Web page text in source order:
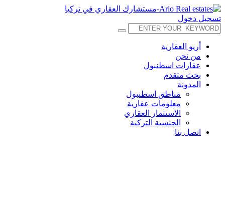
تسجيل دخول
أريو العقارية
من نحن
عقارات اسطنبول
بحث متقدم
المدونة
مناطق اسطنبول
معلومات عقارية
الاستثمار العقاري
الجنسية التركية
اتصل بنا